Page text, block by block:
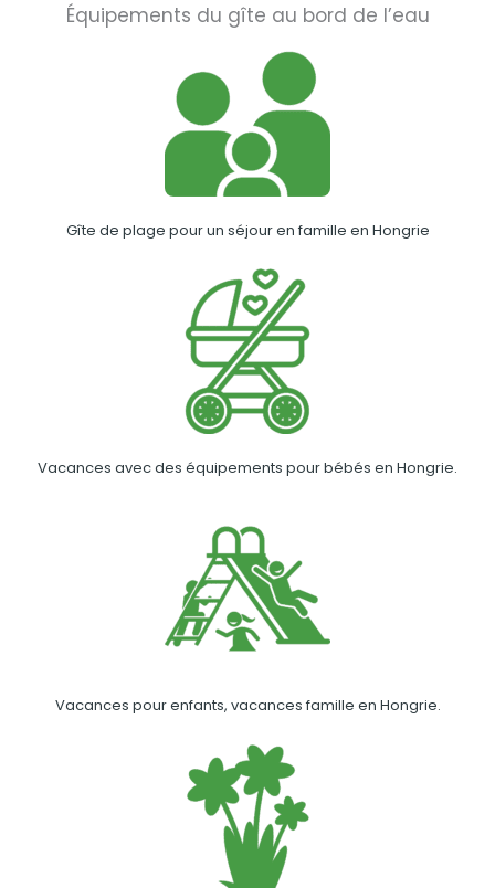
Équipements du gîte au bord de l’eau
Gîte de plage pour un séjour en famille en Hongrie
Vacances avec des équipements pour bébés en Hongrie.
Vacances pour enfants, vacances famille en Hongrie.